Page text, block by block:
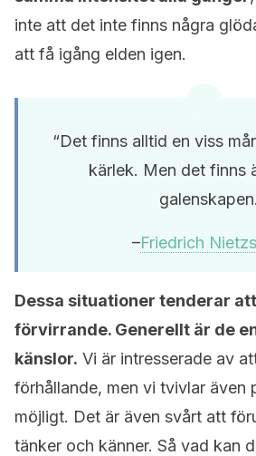
inte att det inte finns några
att få igång elden igen.
“Det finns alltid en viss
kärlek. Men det finns
–Friedrich
Dessa situationer tenderar
förvirrande. Generellt är de
känslor. Vi är intresserade av
förhållande, men vi tvivlar även
möjligt. Det är även svårt att
tänker och känner. Så vad kan